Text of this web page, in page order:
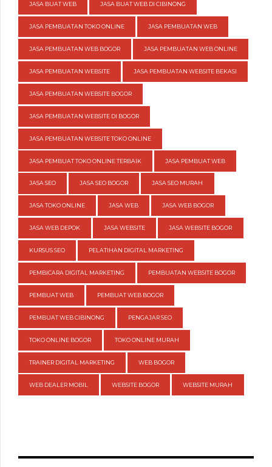
JASA BUAT WEB JASA BUAT WEB DI CIBINONG
JASA PEMBUATAN TOKO ONLINE JASA PEMBUATAN WEB
JASA PEMBUATAN WEB BOGOR JASA PEMBUATAN WEB ONLINE
JASA PEMBUATAN WEBSITE JASA PEMBUATAN WEBSITE BEKASI
JASA PEMBUATAN WEBSITE BOGOR
JASA PEMBUATAN WEBSITE DI BOGOR
JASA PEMBUATAN WEBSITE TOKO ONLINE
JASA PEMBUAT TOKO ONLINE TERBAIK JASA PEMBUAT WEB
JASA SEO JASA SEO BOGOR JASA SEO MURAH
JASA TOKO ONLINE JASA WEB JASA WEB BOGOR
JASA WEB DEPOK JASA WEBSITE JASA WEBSITE BOGOR
KURSUS SEO PELATIHAN DIGITAL MARKETING
PEMBICARA DIGITAL MARKETING PEMBUATAN WEBSITE BOGOR
PEMBUAT WEB PEMBUAT WEB BOGOR
PEMBUAT WEB CIBINONG PENGAJAR SEO
TOKO ONLINE BOGOR TOKO ONLINE MURAH
TRAINER DIGITAL MARKETING WEB BOGOR
WEB DEALER MOBIL WEBSITE BOGOR WEBSITE MURAH